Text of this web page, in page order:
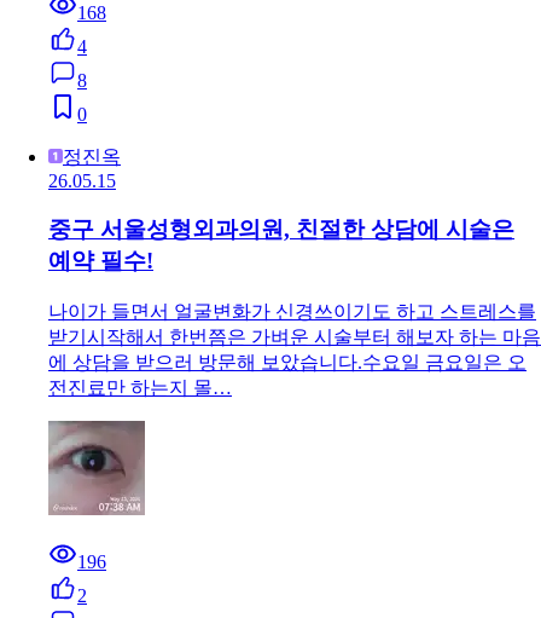
168
4
8
0
정진옥
26.05.15
중구 서울성형외과의원, 친절한 상담에 시술은
예약 필수!
나이가 들면서 얼굴변화가 신경쓰이기도 하고 스트레스를
받기시작해서 한번쯤은 가벼운 시술부터 해보자 하는 마음
에 상담을 받으러 방문해 보았습니다.수요일 금요일은 오
전진료만 하는지 몰…
196
2